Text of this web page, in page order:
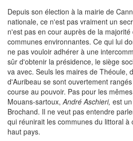
Depuis son élection à la mairie de
nationale, ce n'est pas vraiment un
n'est pas en cour auprès de la
communes environnantes. Ce qui lui
ne pas vouloir adhérer à une
sûr d'obtenir la présidence, le siège
va avec. Seuls les maires de Théoule,
d'Auribeau se sont ouvertement
course au pouvoir. Pas pour les
Mouans-sartoux,André Aschieri, est
Brochand. Il ne veut pas entendre
qui réunirait les communes du littoral à
haut pays.